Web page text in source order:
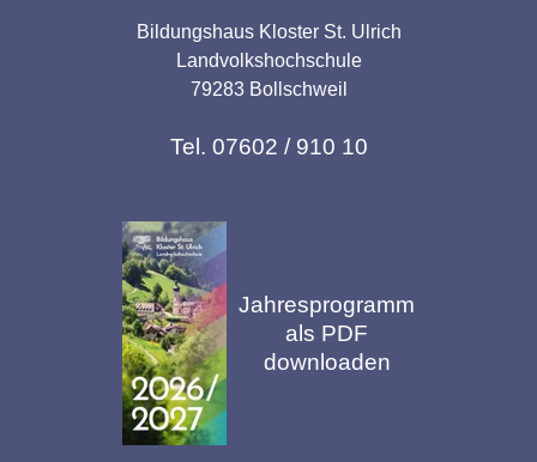
Bildungshaus Kloster St. Ulrich
Landvolkshochschule
79283 Bollschweil
Tel. 07602 / 910 10
Jahresprogramm
als PDF
downloaden